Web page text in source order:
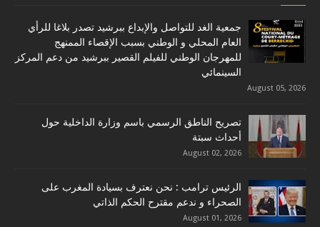
جمعية الغد للتواصل والإبداع ببرشيد تصدر بلاغا للرأي
العام المحلي و الوطني بسبب الإقصاء الممنهج
للمهرجان الوطني للفيلم القصير ببرشيد من دعم المركز
السينمائي
August 05, 2026
تصريح الناطق الرسمي باسم وزارة الداخلية حول
أحداث سبتة
August 02, 2026
الرئيس ترامب : نحن نعترف بسيادة المغرب على
الصحراء و ندعم مقترح الحكم الذاتي
August 01, 2026